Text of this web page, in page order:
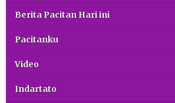
Berita Pacitan Hari ini
Pacitanku
Video
Indartato